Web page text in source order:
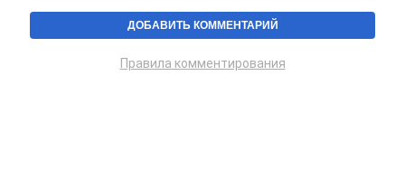
Правила комментирования